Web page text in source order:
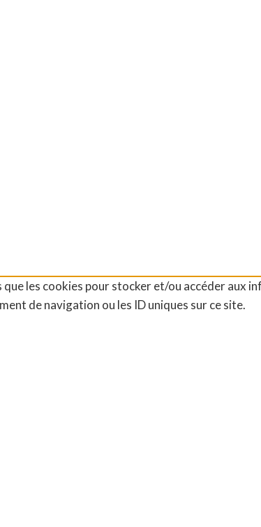
les cookies pour stocker et/ou accéder aux
de navigation ou les ID uniques sur ce site.